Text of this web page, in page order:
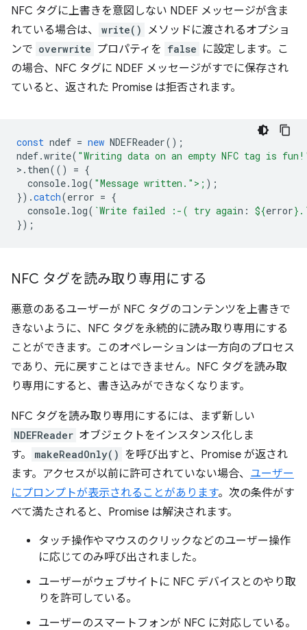
NFC タグに上書きを意図しない NDEF メッセージが含ま
れている場合は、
write()
メソッドに渡されるオプショ
ンで overwrite プロパティを false に設定します。こ
の場合、NFC タグに NDEF メッセージがすでに保存され
ていると、返された Promise は拒否されます。
const ndef = new NDEFReader();
ndef.write( "Writing data on an empty NFC tag is
> . then(() = {
console. log( "Message written.">; );
}).catch(error = {
console. log( `Write failed :-( try again: ${error}
});
NFC タグを読み取り専用にする
悪意のあるユーザーが NFC タグのコンテンツを上書きで
きないように、NFC タグを永続的に読み取り専用にする
ことができます。このオペレーションは一方向のプロセス
であり、元に戻すことはできません。NFC タグを読み取
り専用にすると、書き込みができなくなります。
NFC タグを読み取り専用にするには、まず新しい
NDEFReader オブジェクトをインスタンス化しま
す。
makeReadOnly() を呼び出すと、Promise が返され
ます。アクセスが以前に許可されていない場合、 ユーザー
にプロンプトが表示されることがあります。次の条件がす
べて満たされると、Promise は解決されます。
タッチ操作やマウスのクリックなどのユーザー操作
に応じてのみ呼び出されました。
ユーザーがウェブサイトに NFC デバイスとのやり取
りを許可している。
ユーザーのスマートフォンが NFC に対応している。